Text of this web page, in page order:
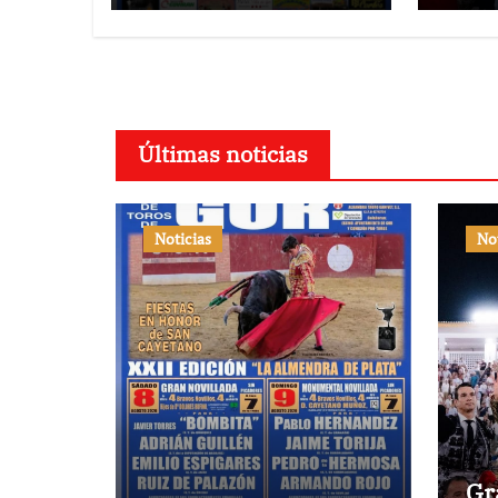
Últimas noticias
Noticias